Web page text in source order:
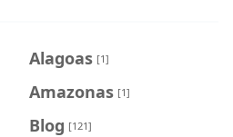
Alagoas [1]
Amazonas [1]
Blog [121]